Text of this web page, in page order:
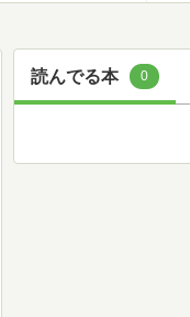
読んでる本 0